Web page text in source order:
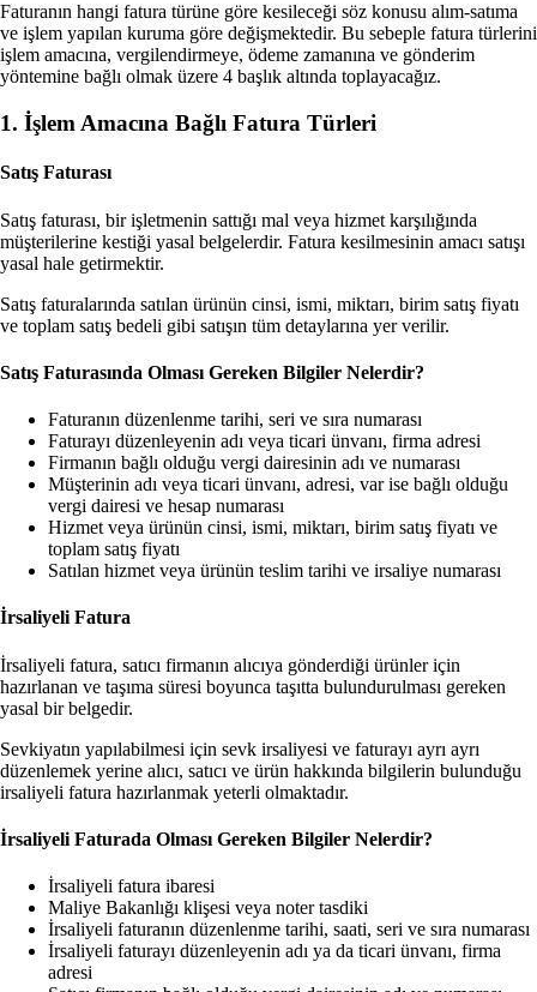
Faturanın hangi fatura türüne göre kesileceği söz konusu alım-satıma
ve işlem yapılan kuruma göre değişmektedir. Bu sebeple fatura türlerini
işlem amacına, vergilendirmeye, ödeme zamanına ve gönderim
yöntemine bağlı olmak üzere 4 başlık altında toplayacağız.
1. İşlem Amacına Bağlı Fatura Türleri
Satış Faturası
Satış faturası, bir işletmenin sattığı mal veya hizmet karşılığında
müşterilerine kestiği yasal belgelerdir. Fatura kesilmesinin amacı satışı
yasal hale getirmektir.
Satış faturalarında satılan ürünün cinsi, ismi, miktarı, birim satış fiyatı
ve toplam satış bedeli gibi satışın tüm detaylarına yer verilir.
Satış Faturasında Olması Gereken Bilgiler Nelerdir?
Faturanın düzenlenme tarihi, seri ve sıra numarası
Faturayı düzenleyenin adı veya ticari ünvanı, firma adresi
Firmanın bağlı olduğu vergi dairesinin adı ve numarası
Müşterinin adı veya ticari ünvanı, adresi, var ise bağlı olduğu
vergi dairesi ve hesap numarası
Hizmet veya ürünün cinsi, ismi, miktarı, birim satış fiyatı ve
toplam satış fiyatı
Satılan hizmet veya ürünün teslim tarihi ve irsaliye numarası
İrsaliyeli Fatura
İrsaliyeli fatura, satıcı firmanın alıcıya gönderdiği ürünler için
hazırlanan ve taşıma süresi boyunca taşıtta bulundurulması gereken
yasal bir belgedir.
Sevkiyatın yapılabilmesi için sevk irsaliyesi ve faturayı ayrı ayrı
düzenlemek yerine alıcı, satıcı ve ürün hakkında bilgilerin bulunduğu
irsaliyeli fatura hazırlanmak yeterli olmaktadır.
İrsaliyeli Faturada Olması Gereken Bilgiler Nelerdir?
İrsaliyeli fatura ibaresi
Maliye Bakanlığı klişesi veya noter tasdiki
İrsaliyeli faturanın düzenlenme tarihi, saati, seri ve sıra numarası
İrsaliyeli faturayı düzenleyenin adı ya da ticari ünvanı, firma
adresi